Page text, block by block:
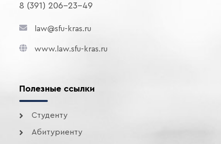
8 (391) 206-23-49
law@sfu-kras.ru
www.law.sfu-kras.ru
Полезные ссылки
Студенту
Абитуриенту